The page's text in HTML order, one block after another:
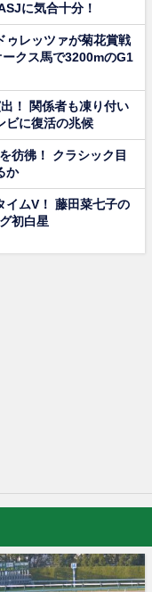
に気合十分！
ゥレッツァが菊花賞戦
クス馬で3200mのG1
！ 関係者も凍り付い
ビに復活の兆候
彷彿！ クラシック目
か
イムV！ 藤田菜七子の
初白星